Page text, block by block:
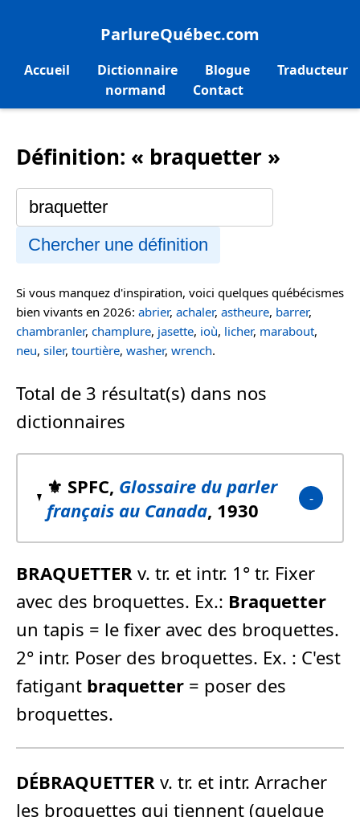
ParlureQuébec.com
Accueil Dictionnaire Blogue
Traducteur
normand
Contact
Définition: « braquetter »
Chercher une définition
Si vous manquez d'inspiration, voici quelques québécismes
bien vivants en 2026: abrier, achaler, astheure, barrer,
chambranler, champlure, jasette, ioù, licher, marabout,
neu, siler, tourtière, washer, wrench.
Total de 3 résultat(s) dans nos
dictionnaires
⚜️ SPFC, Glossaire du parler
français au Canada, 1930
BRAQUETTER v. tr. et intr. 1° tr. Fixer
avec des broquettes. Ex.: Braquetter
un tapis = le fixer avec des broquettes.
2° intr. Poser des broquettes. Ex. : C'est
fatigant braquetter = poser des
broquettes.
DÉBRAQUETTER v. tr. et intr. Arracher
les broquettes qui tiennent (quelque